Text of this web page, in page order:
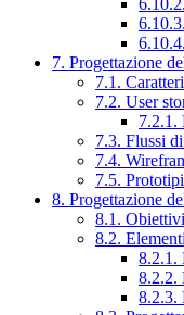
7. Progettazione
7.1.
7.2. User
7.2.1.
7.3. Flussi
7.4.
7.5.
8. Progettazione
8.1.
8.2.
8.2.1.
8.2.2.
8.2.3.